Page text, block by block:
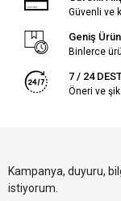
Güvenli ve
Geniş
Binlerce
7 / 24
Öneri ve
Kampanya, duyuru,
istiyorum.